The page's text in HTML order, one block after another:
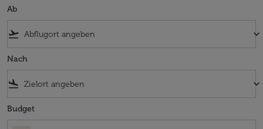
Ab
flight_takeoff keyboard_arrow_down
Nach
flight_land keyboard_arrow_down
Budget